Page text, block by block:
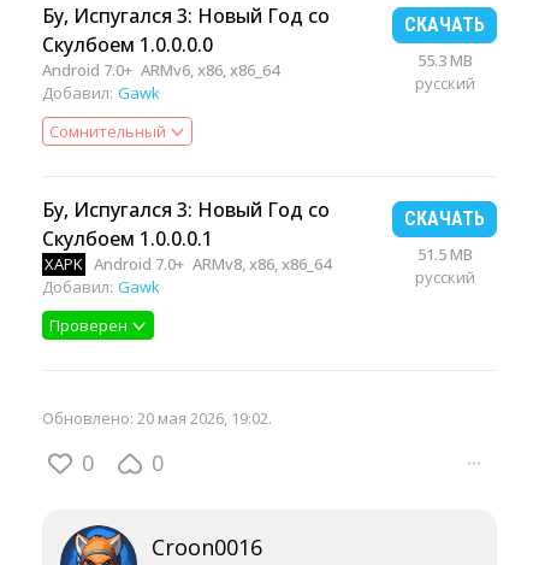
Бу, Испугался 3: Новый Год со
Скулбоем 1.0.0.0.0
Android 7.0+ ARMv6, x86, x86_64
Добавил: Gawk
Сомнительный
СКАЧАТЬ
55.3 MB
русский
Бу, Испугался 3: Новый Год со
Скулбоем 1.0.0.0.1
XAPK Android 7.0+ ARMv8, x86, x86_64
Добавил: Gawk
Проверен
СКАЧАТЬ
51.5 MB
русский
Обновлено: 20 мая 2026, 19:02.
0 0 ···
Croon0016